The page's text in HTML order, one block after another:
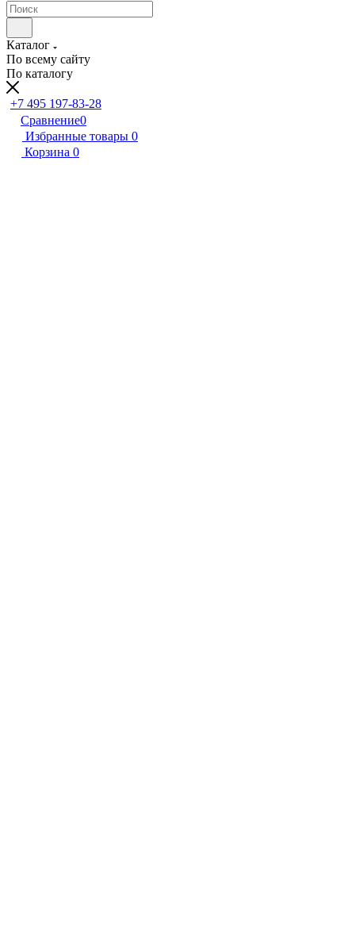
Каталог
По всему сайту
По каталогу
+7 495 197-83-28
Сравнение0
Избранные товары 0
Корзина 0